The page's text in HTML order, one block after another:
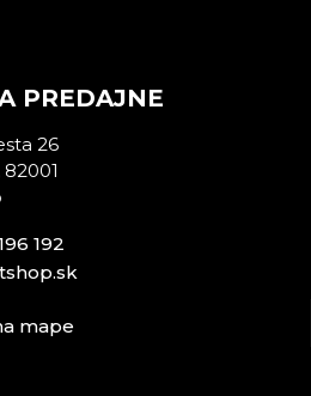
PREDAJNE
26
192
mape